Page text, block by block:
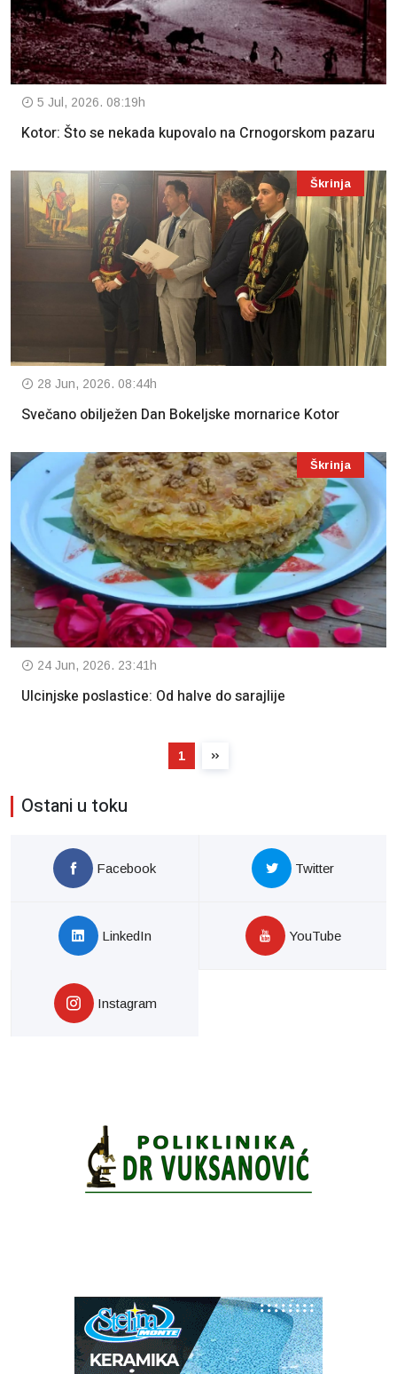
5 Jul, 2026. 08:19h
Kotor: Što se nekada kupovalo na Crnogorskom pazaru
Škrinja
28 Jun, 2026. 08:44h
Svečano obilježen Dan Bokeljske mornarice Kotor
Škrinja
24 Jun, 2026. 23:41h
Ulcinjske poslastice: Od halve do sarajlije
1
Ostani u toku
Facebook Twitter
LinkedIn YouTube
Instagram